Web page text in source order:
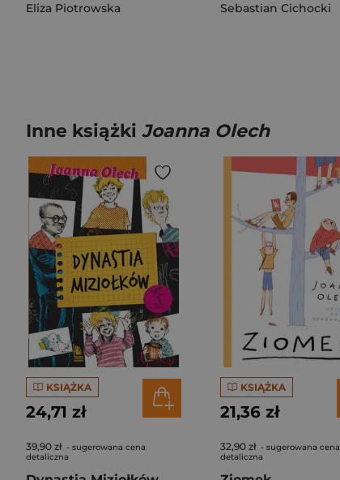
Eliza Piotrowska Sebastian Cichocki
Inne książki Joanna Olech
KSIĄŻKA
24,71 zł
39,90 zł - sugerowana cena
detaliczna
KSIĄŻKA
21,36 zł
32,90 zł - sugerowana cena
detaliczna